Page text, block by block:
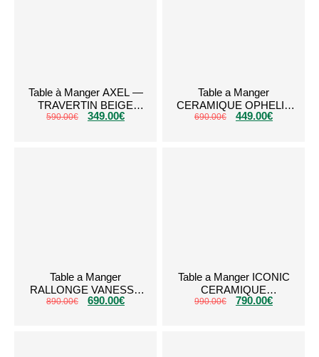
Table à Manger AXEL —
TRAVERTIN BEIGE
(RONDE – 1 MÈTRE)
590.00€ 349.00€
Table a Manger
CERAMIQUE OPHELIA
Blanc Dore
690.00€ 449.00€
Table a Manger
RALLONGE VANESSA
TRAVERTIN PLATEAU
890.00€ 690.00€
Table a Manger ICONIC
CERAMIQUE
TRAVERTIN
990.00€ 790.00€